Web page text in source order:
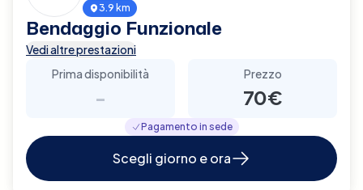
3.9 km
Bendaggio Funzionale
Vedi altre prestazioni
Prima disponibilità
-
Prezzo
70€
Pagamento in sede
Scegli giorno e ora